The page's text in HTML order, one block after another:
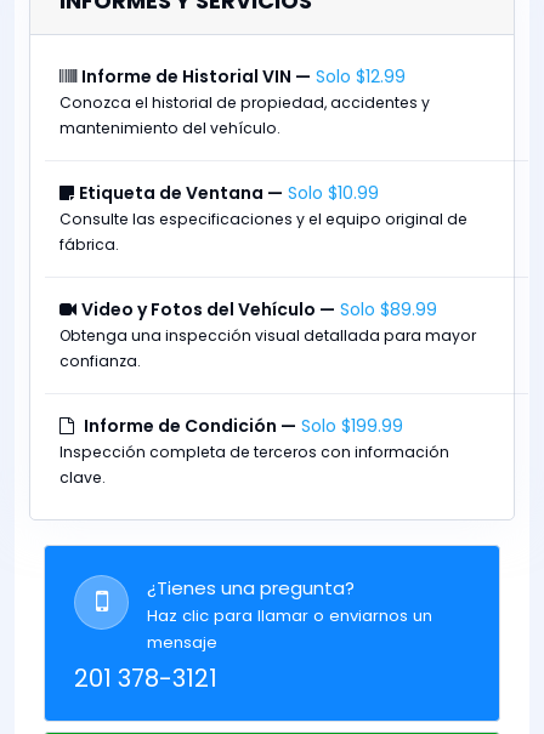
Informe de Historial VIN — Solo $12.99
Conozca el historial de propiedad, accidentes y
mantenimiento del vehículo.
Etiqueta de Ventana — Solo $10.99
Consulte las especificaciones y el equipo original de
fábrica.
Video y Fotos del Vehículo — Solo $89.99
Obtenga una inspección visual detallada para mayor
confianza.
Informe de Condición — Solo $199.99
Inspección completa de terceros con información
clave.
¿Tienes una pregunta?
Haz clic para llamar o enviarnos un
mensaje
201 378-3121